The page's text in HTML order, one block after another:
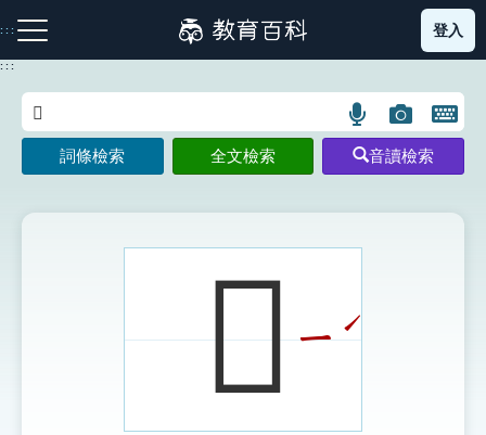
到
主
:::
注音索引圖示 筆畫索引圖示 部首索引表圖示
登入
:::
語
言
搜
示
圖
片
搜
開
鍵
圖
詞條檢索 全文檢索 音讀檢索
𩔦ㄧ ˊ